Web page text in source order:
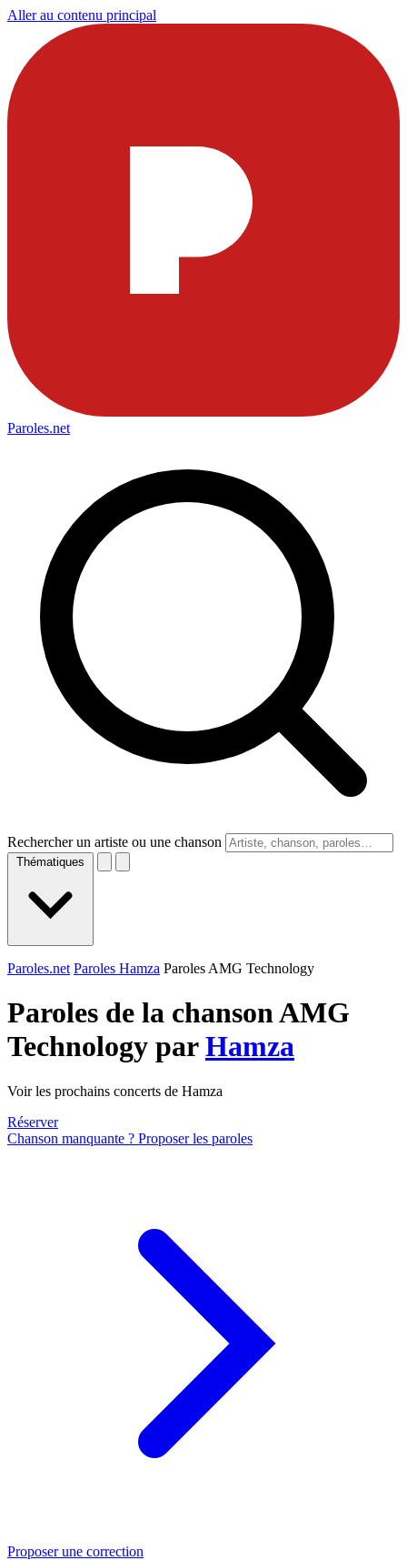
Aller au contenu principal
Paroles.net
Rechercher un artiste ou une chanson
Thématiques
Paroles.net Paroles Hamza Paroles AMG Technology
Paroles de la chanson AMG
Technology parHamza
Voir les prochains concerts de Hamza
Réserver
Chanson manquante ? Proposer les paroles
Proposer une correction